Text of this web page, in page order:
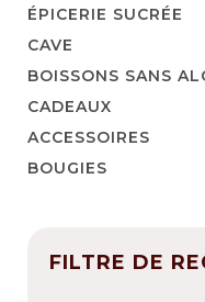
ÉPICERIE SUCRÉE
CAVE
BOISSONS SANS
CADEAUX
ACCESSOIRES
BOUGIES
FILTRE DE